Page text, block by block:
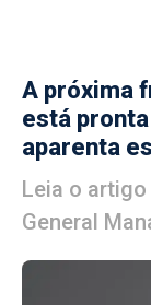
A próxima
está
aparenta
Leia o
General